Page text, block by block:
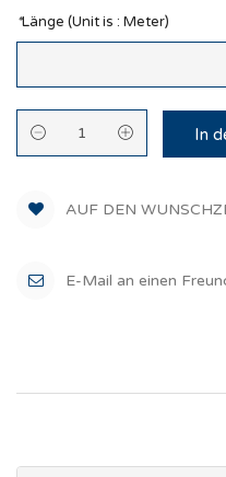
*Länge (Unit is : Meter)
In
AUF DEN
E-Mail an einen